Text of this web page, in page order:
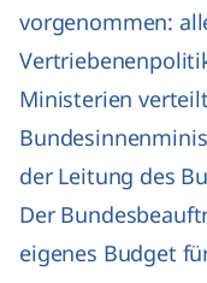
vorgenommen:
Ministerien
der Leitung des
Der
eigenes Budget